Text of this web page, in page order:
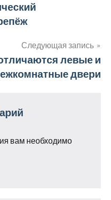
Следующая запись
левые и
двери
вам необходимо